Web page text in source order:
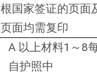
根国家签证的页面
页面均需复印
A 以上材料1 ～ 8
自护照中